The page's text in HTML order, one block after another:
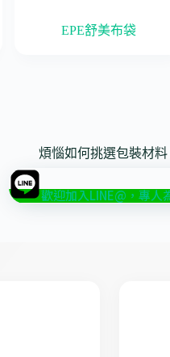
EPE舒美布袋
煩惱如何挑選包裝材料
歡迎加入LINE@，專人